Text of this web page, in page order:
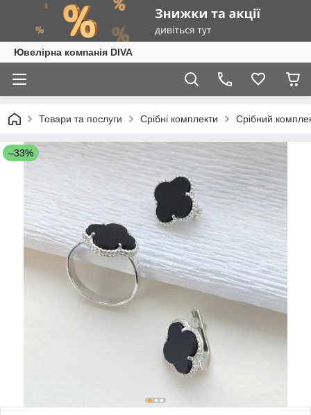
Ювелірна компанія DIVA
Товари та послуги Срібні комплекти Срібний
–33%